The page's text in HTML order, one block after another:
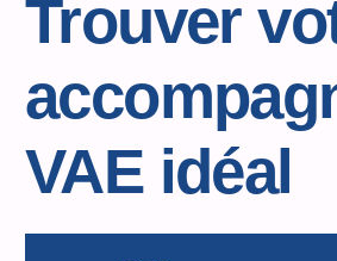
Trouver
VAE idéal